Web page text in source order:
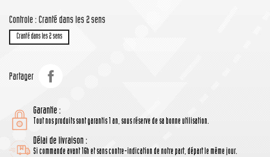
Controle : Cranté dans les 2 sens
Cranté dans les 2 sens
Partager
Garantie :
Tout nos produits sont garantis 1 an, sous réserve de sa bonne utilisation.
Délai de livraison :
Si commande avant 16h et sans contre-indication de notre part, départ le même jour.